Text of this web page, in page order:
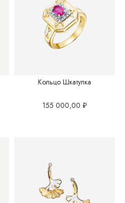
Кольцо Шкатулка
155 000,00 ₽